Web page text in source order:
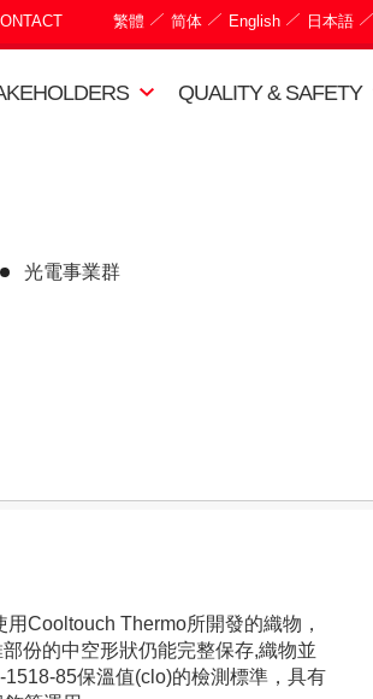
繁體 简体 English 日本語
QUALITY & SAFETY
光電事業群
Cooltouch Thermo所開發的織物，
份的中空形狀仍能完整保存,織物並
85保溫值(clo)的檢測標準，具有